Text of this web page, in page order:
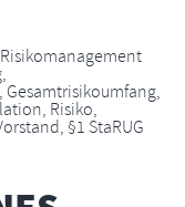
Risikomanagement
,
, Gesamtrisikoumfang,
, Risiko,
,§1 StaRUG